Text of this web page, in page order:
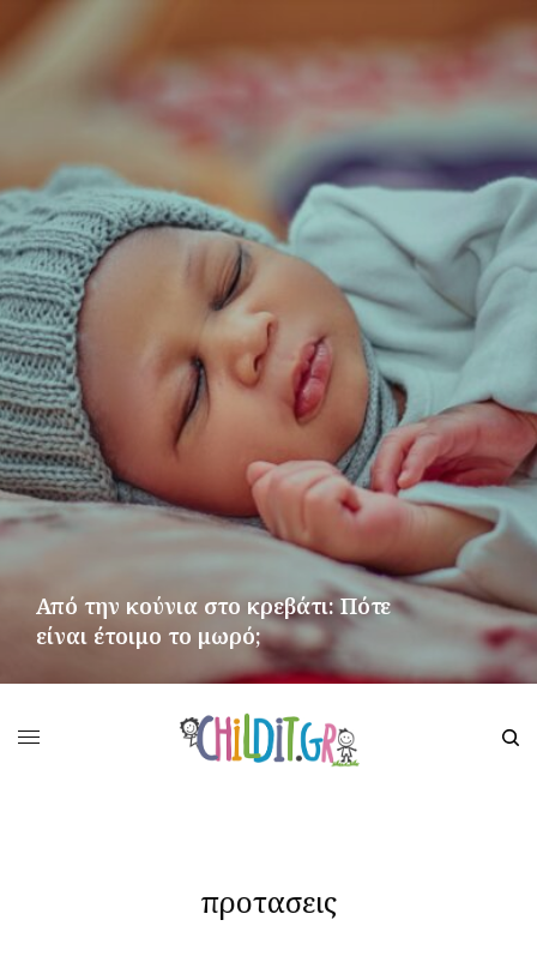
Από την κούνια στο κρεβάτι: Πότε
είναι έτοιμο το μωρό;
προτασεις